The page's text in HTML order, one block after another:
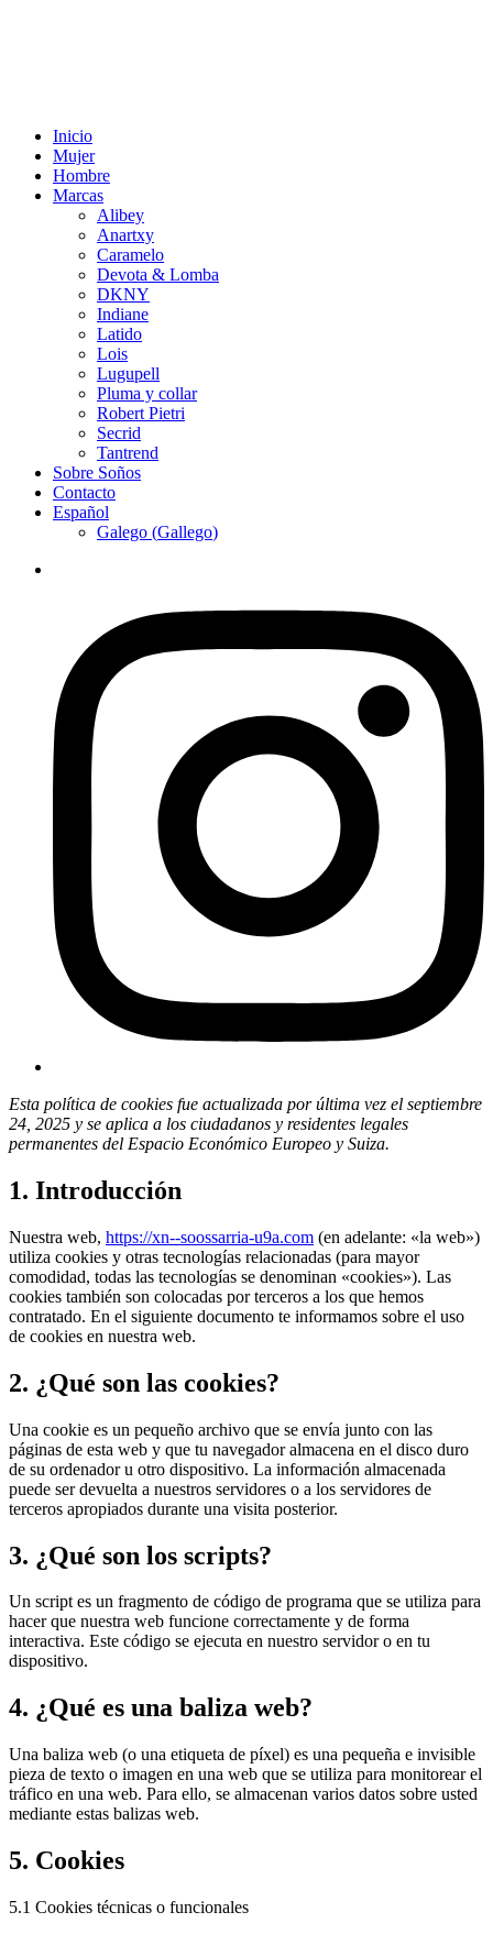
Inicio
Mujer
Hombre
Marcas
Alibey
Anartxy
Caramelo
Devota & Lomba
DKNY
Indiane
Latido
Lois
Lugupell
Pluma y collar
Robert Pietri
Secrid
Tantrend
Sobre Soños
Contacto
Español
Galego (Gallego)
Esta política de cookies fue actualizada por última vez el septiembre
24, 2025 y se aplica a los ciudadanos y residentes legales
permanentes del Espacio Económico Europeo y Suiza.
1. Introducción
Nuestra web, https://xn--soossarria-u9a.com (en adelante: «la web»)
utiliza cookies y otras tecnologías relacionadas (para mayor
comodidad, todas las tecnologías se denominan «cookies»). Las
cookies también son colocadas por terceros a los que hemos
contratado. En el siguiente documento te informamos sobre el uso
de cookies en nuestra web.
2. ¿Qué son las cookies?
Una cookie es un pequeño archivo que se envía junto con las
páginas de esta web y que tu navegador almacena en el disco duro
de su ordenador u otro dispositivo. La información almacenada
puede ser devuelta a nuestros servidores o a los servidores de
terceros apropiados durante una visita posterior.
3. ¿Qué son los scripts?
Un script es un fragmento de código de programa que se utiliza para
hacer que nuestra web funcione correctamente y de forma
interactiva. Este código se ejecuta en nuestro servidor o en tu
dispositivo.
4. ¿Qué es una baliza web?
Una baliza web (o una etiqueta de píxel) es una pequeña e invisible
pieza de texto o imagen en una web que se utiliza para monitorear el
tráfico en una web. Para ello, se almacenan varios datos sobre usted
mediante estas balizas web.
5. Cookies
5.1 Cookies técnicas o funcionales